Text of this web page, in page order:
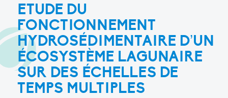
ETUDE DU
FONCTIONNEMENT
HYDROSÉDIMENTAIRE D’UN
ÉCOSYSTÈME LAGUNAIRE
SUR DES ÉCHELLES DE
TEMPS MULTIPLES